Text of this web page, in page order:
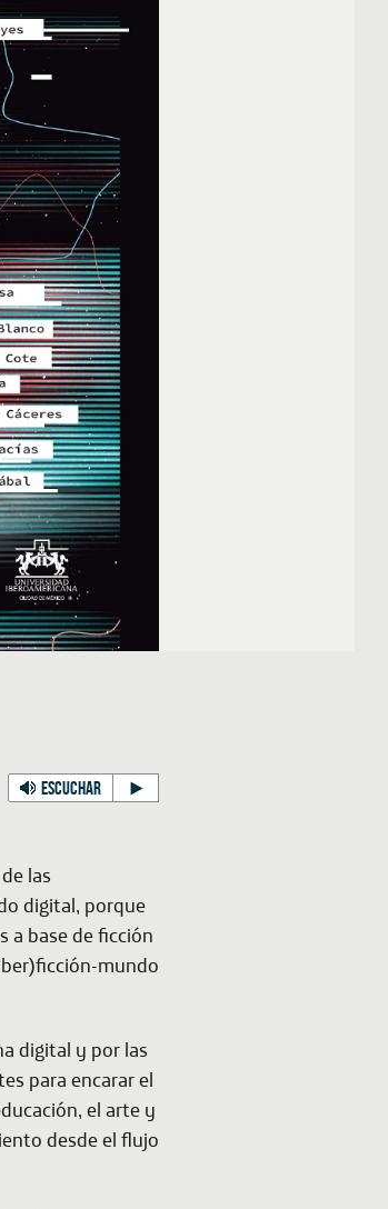
ESCUCHAR
las
digital, porque
a base de ficción
mundo
digital y por las
para encarar el
el arte y
desde el flujo